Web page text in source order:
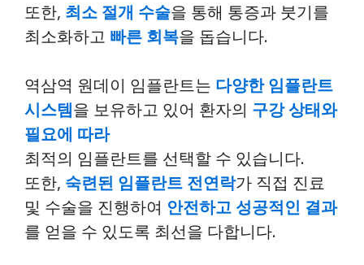
또한, 최소 절개 수술을 통해 통증과 붓기를
최소화하고 빠른 회복을 돕습니다.
역삼역 원데이 임플란트는 다양한 임플란트
시스템을 보유하고 있어 환자의 구강 상태와
필요에 따라
최적의 임플란트를 선택할 수 있습니다.
또한, 숙련된 임플란트 전연락가 직접 진료
및 수술을 진행하여 안전하고 성공적인 결과
를 얻을 수 있도록 최선을 다합니다.